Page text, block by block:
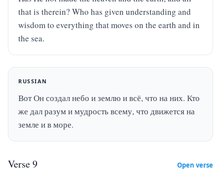
that is therein? Who has given understanding and
wisdom to everything that moves on the earth and in
the sea.
RUSSIAN
Вот Он создал небо и землю и всё, что на них. Кто
же дал разум и мудрость всему, что движется на
земле и в море.
Verse9 Open verse